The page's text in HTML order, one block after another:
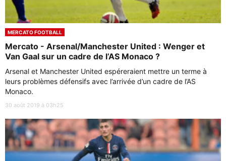
MERCATO FOOTBALL
Mercato - Arsenal/Manchester United : Wenger et
Van Gaal sur un cadre de l’AS Monaco ?
Arsenal et Manchester United espéreraient mettre un terme à
leurs problèmes défensifs avec l’arrivée d’un cadre de l’AS
Monaco.
30 août 2019 à 03h25